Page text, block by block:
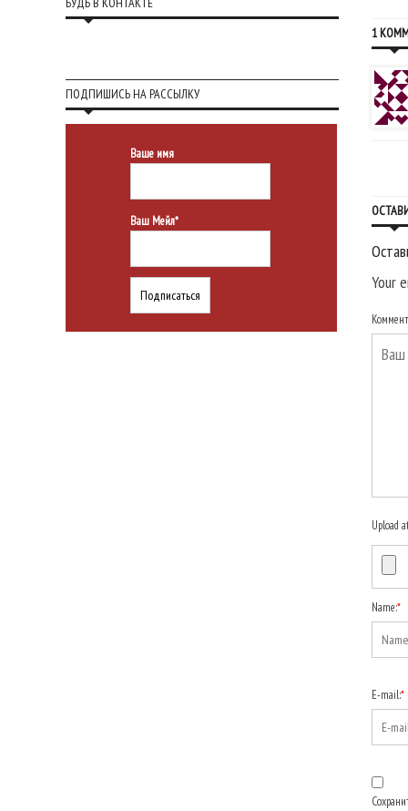
1
Your
Upload
Name:*
E-mail:*
ПОДПИШИСЬ НА РАССЫЛКУ
Ваше имя
Ваш Мейл*